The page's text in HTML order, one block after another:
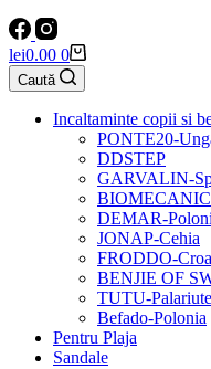
Coș
de
cumpărături
lei0.00 0
Caută
Incaltaminte copii si
PONTE20-
DDSTEP
GARVALIN-
DEMAR-
JONAP-Cehia
FRODDO-
BENJIE OF
TUTU-
Befado-Polonia
Pentru Plaja
Sandale